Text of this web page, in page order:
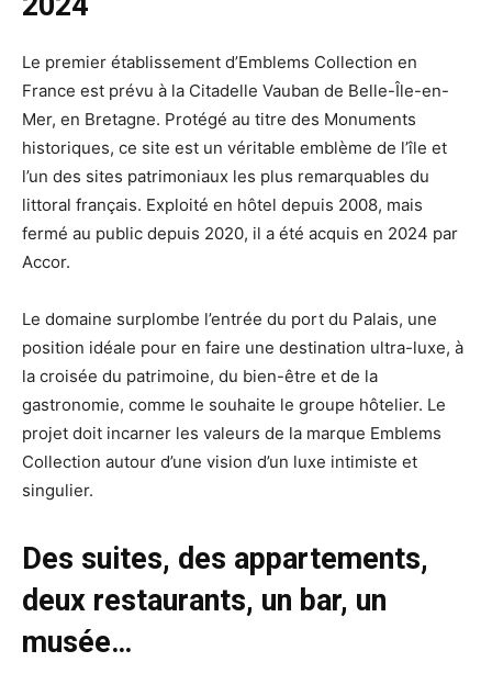
Le premier établissement d’Emblems Collection en
France est prévu à la Citadelle Vauban de Belle-Île-en-
Mer, en Bretagne. Protégé au titre des Monuments
historiques, ce site est un véritable emblème de l’île et
l’un des sites patrimoniaux les plus remarquables du
littoral français. Exploité en hôtel depuis 2008, mais
fermé au public depuis 2020, il a été acquis en 2024 par
Accor.
Le domaine surplombe l’entrée du port du Palais, une
position idéale pour en faire une destination ultra-luxe, à
la croisée du patrimoine, du bien-être et de la
gastronomie, comme le souhaite le groupe hôtelier. Le
projet doit incarner les valeurs de la marque Emblems
Collection autour d’une vision d’un luxe intimiste et
singulier.
Des suites, des appartements,
deux restaurants, un bar, un
musée…